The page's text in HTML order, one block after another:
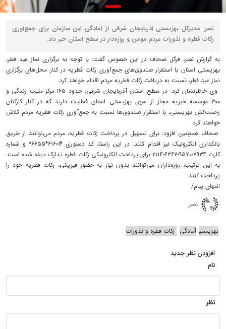
نصر: مدیرکل بهزیستی آذربایجان شرقی از آمادگی این سازمان برای جمع‌آوری
زکات فطره و نذورات مردم مومن و روزه‌دار در سطح استان خبر داد.
به گزارش نصر، فرگل صحاف در این خصوص گفت: با توجه به برگزاری نماز عید فطر،
بهزیستی استان با استقرار صندوق‌های جمع‌آوری زکات فطریه در کنار محل‌های برگزاری
نماز عید فطر، نسبت به دریافت زکات فطریه مردم اقدام خواهد کرد.
وی خاطرنشان کرد: در سطح استان آذربایجان شرقی، حدود ۱۶۵ مرکز مثبت زندگی و
۳۰۰ موسسه خیریه مجاز از سوی بهزیستی استان فعالیت دارند که در کنار کارکنان
زحمت‌کش بهزیستی، با استقرار صندوق‌ها نسبت به جمع‌آوری زکات فطریه مردم تلاش
خواهند کرد.
صحاف همچنین افزود: برای تسهیل در پرداخت زکات فطریه، مردم می‌توانند از طریق
بانکداری الکترونیک نیز اقدام کنند. در این راستا، کد دستوری #۶۱۶۰*۶۶۵۵* و شماره
کارت ۷۹۳۴-۹۵۷۰-۶۳۶۷-۲۱۱۴ برای پرداخت الکترونیکی زکات فطره تدارک دیده شده است.
به این ترتیب، روزه‌داران می‌توانند بدون نیاز به حضور فیزیکی، زکات فطریه خود را
پرداخت کنند.
انتهای پیام/
نصر
بهزیستی آمادگی زکات فطره و نذورات
افزودن نظر جدید
نام
نظر